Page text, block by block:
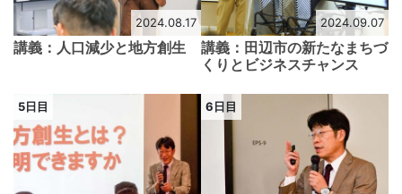
2024.08.17
講義：人口減少と地方創生
2024.09.07
講義：田辺市の新たなまちづ
くりとビジネスチャンス
5日目 6日目